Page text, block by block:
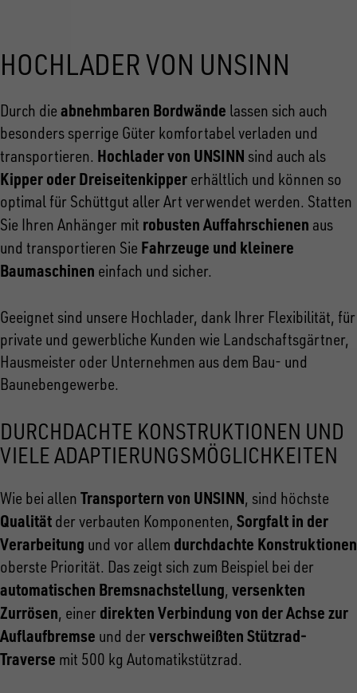
HOCHLADER VON UNSINN
Durch die abnehmbaren Bordwände lassen sich auch
besonders sperrige Güter komfortabel verladen und
transportieren. Hochlader von UNSINN sind auch als
Kipper oder Dreiseitenkipper erhältlich und können so
optimal für Schüttgut aller Art verwendet werden. Statten
Sie Ihren Anhänger mit robusten Auffahrschienen aus
und transportieren Sie Fahrzeuge und kleinere
Baumaschinen einfach und sicher.
Geeignet sind unsere Hochlader, dank Ihrer Flexibilität, für
private und gewerbliche Kunden wie Landschaftsgärtner,
Hausmeister oder Unternehmen aus dem Bau- und
Baunebengewerbe.
DURCHDACHTE KONSTRUKTIONEN UND
VIELE ADAPTIERUNGSMÖGLICHKEITEN
Wie bei allen Transportern von UNSINN, sind höchste
Qualität der verbauten Komponenten, Sorgfalt in der
Verarbeitung und vor allem durchdachte Konstruktionen
oberste Priorität. Das zeigt sich zum Beispiel bei der
automatischen Bremsnachstellung, versenkten
Zurrösen, einer direkten Verbindung von der Achse zur
Auflaufbremse und der verschweißten Stützrad-
Traverse mit 500 kg Automatikstützrad.